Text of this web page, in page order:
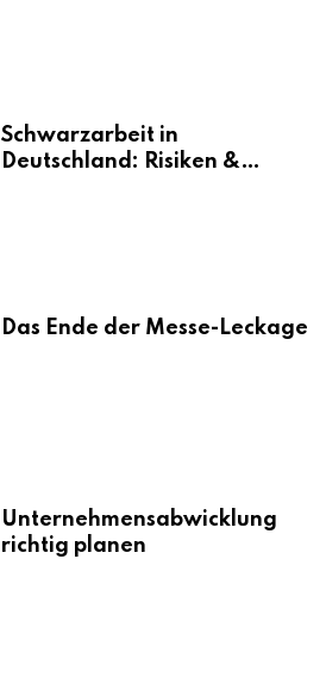
Schwarzarbeit in
Deutschland: Risiken &
Das Ende der Messe-Leckage
Unternehmensabwicklung
richtig planen